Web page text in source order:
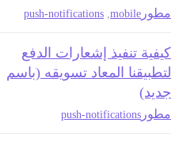
مطور mobile
push-notifications
كيفية تنفيذ إشعارات الدفع
لتطبيقنا المعاد تسويقه (باسم
جديد)
مطور push-notifications